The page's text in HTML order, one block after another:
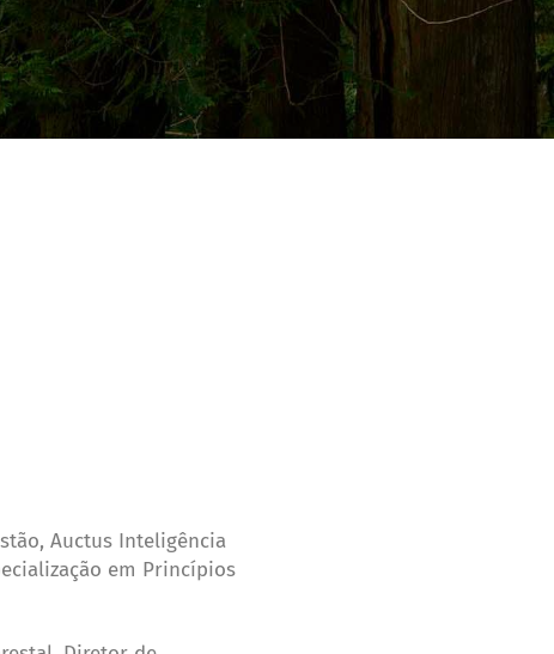
Auctus Inteligência
em Princípios